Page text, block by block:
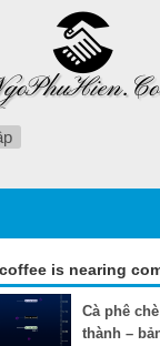
is nearing
Cà phê
thành –